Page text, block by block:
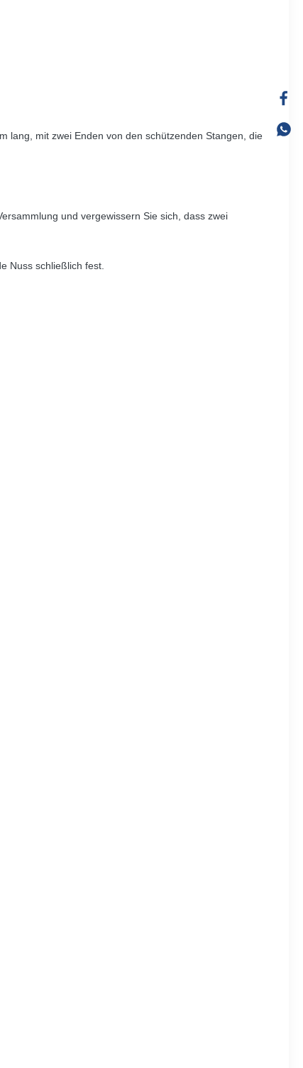
lang, mit zwei Enden von den schützenden Stangen, die
und vergewissern Sie sich, dass zwei
Nuss schließlich fest.